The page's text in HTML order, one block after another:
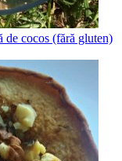
de cocos (fără gluten)